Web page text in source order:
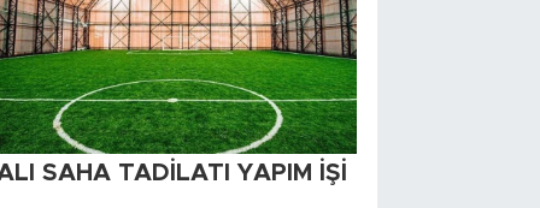
SAHA TADİLATI YAPIM İŞİ